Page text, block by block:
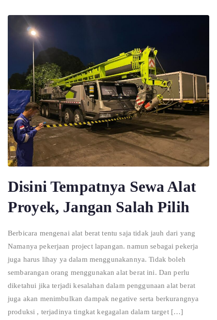
Disini Tempatnya Sewa Alat
Proyek, Jangan Salah Pilih
Berbicara mengenai alat berat tentu saja tidak jauh dari yang
Namanya pekerjaan project lapangan. namun sebagai pekerja
juga harus lihay ya dalam menggunakannya. Tidak boleh
sembarangan orang menggunakan alat berat ini. Dan perlu
diketahui jika terjadi kesalahan dalam penggunaan alat berat
juga akan menimbulkan dampak negative serta berkurangnya
produksi , terjadinya tingkat kegagalan dalam target […]